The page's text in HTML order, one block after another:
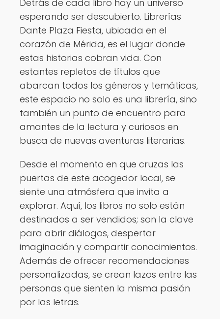
Detrás de cada libro hay un universo
esperando ser descubierto. Librerías
Dante Plaza Fiesta, ubicada en el
corazón de Mérida, es el lugar donde
estas historias cobran vida. Con
estantes repletos de títulos que
abarcan todos los géneros y temáticas,
este espacio no solo es una librería, sino
también un punto de encuentro para
amantes de la lectura y curiosos en
busca de nuevas aventuras literarias.
Desde el momento en que cruzas las
puertas de este acogedor local, se
siente una atmósfera que invita a
explorar. Aquí, los libros no solo están
destinados a ser vendidos; son la clave
para abrir diálogos, despertar
imaginación y compartir conocimientos.
Además de ofrecer recomendaciones
personalizadas, se crean lazos entre las
personas que sienten la misma pasión
por las letras.